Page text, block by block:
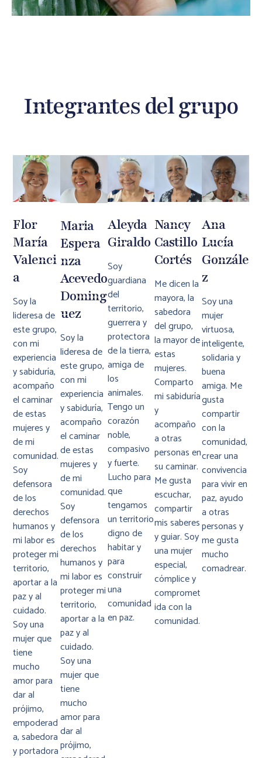
Integrantes del grupo
Flor
María
Valenci
A
Soy la
lideresa de
este grupo,
con mi
experiencia
y sabiduría,
acompaño
el caminar
de estas
mujeres y
de mi
comunidad.
Soy
defensora
de los
derechos
humanos y
mi labor es
proteger mi
territorio,
aportar a la
paz y al
cuidado.
Soy una
mujer que
tiene
mucho
amor para
dar al
prójimo,
empoderad
a, sabedora
y portadora
Maria
Espera
Nza
Acevedo
Doming
Uez
Soy la
lideresa de
este grupo,
con mi
experiencia
y sabiduría,
acompaño
el caminar
de estas
mujeres y
de mi
comunidad.
Soy
defensora
de los
derechos
humanos y
mi labor es
proteger mi
territorio,
aportar a la
paz y al
cuidado.
Soy una
mujer que
tiene
mucho
amor para
dar al
prójimo,
Aleyda
Giraldo
Soy
guardiana
del
territorio,
guerrera y
protectora
de la tierra,
amiga de
los
animales.
Tengo un
corazón
noble,
compasivo
y fuerte.
Lucho para
que
tengamos
un territorio
digno de
habitar y
para
construir
una
comunidad
en paz.
Nancy
Castillo
Cortés
Me dicen la
mayora, la
sabedora
del grupo,
la mayor de
estas
mujeres.
Comparto
mi sabiduría
y
acompaño
a otras
personas en
su caminar.
Me gusta
escuchar,
compartir
mis saberes
y guiar. Soy
una mujer
especial,
cómplice y
compromet
ida con la
comunidad.
Ana
Lucía
Gonzále
Z
Soy una
mujer
virtuosa,
inteligente,
solidaria y
buena
amiga. Me
gusta
compartir
con la
comunidad,
crear una
convivencia
para vivir en
paz, ayudo
a otras
personas y
me gusta
mucho
comadrear.